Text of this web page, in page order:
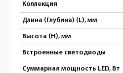
Коллекция
Длина (Глубина) (L), мм
Высота (H), мм
Встроенные светодиоды
Суммарная мощность LED, Вт